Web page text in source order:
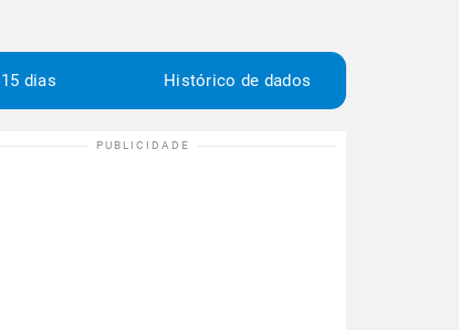
15 dias Histórico de dados